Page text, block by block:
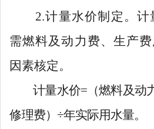
2.计量水价制定。
需燃料及动力费、生产费
因素核定。
计量水价=（燃料及动
修理费） ÷年实际用水量。